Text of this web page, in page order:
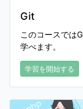
Git
このコースでは
学べます。
学習を開始する